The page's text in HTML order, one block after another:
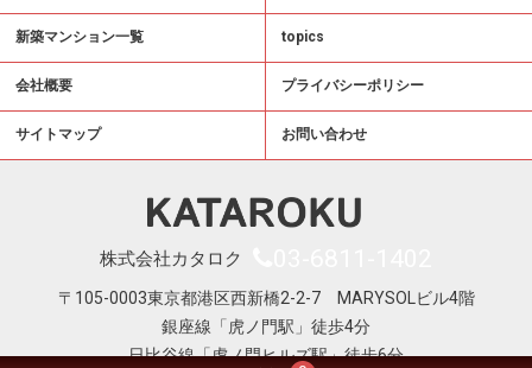
新築マンション一覧 topics
会社概要 プライバシーポリシー
サイトマップ お問い合わせ
株式会社カタロク
〒105-0003東京都港区西新橋2-2-7 MARYSOLビル4階
銀座線「虎ノ門駅」徒歩4分
日比谷線「虎ノ門ヒルズ駅」徒歩6分